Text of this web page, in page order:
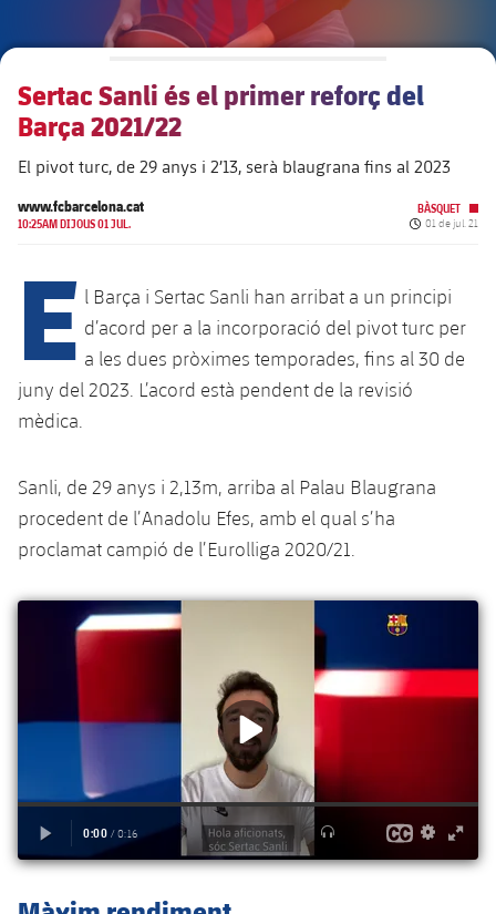
Estructura executiva
chevron-right
label.aria.chevronright
Òrgans
Documents
chevron-right
label.aria.chevronright
Barça Academy
Més que un club
Masia 360
La Masia
plusicon
Dècada a dècada
Jugadors de llegenda
Centre de documentació
plusicon
més
Spotify Camp Nou
Estadi Johan Cruyff
La Masia
plusicon
més
Serveis
Serveis Mèdics
Accessibilitat
plusicon
més
Acreditacions
Sertac Sanli és el primer reforç del
Barça 2021/22
El pivot turc, de 29 anys i 2’13, serà blaugrana fins al 2023
www.fcbarcelona.cat
10:25AM DIJOUS 01 JUL.
BÀSQUET
Data de
01 de jul. 21
E l Barça i Sertac Sanli han arribat a un principi
d’acord per a la incorporació del pivot turc per
a les dues pròximes temporades, fins al 30 de
juny del 2023. L’acord està pendent de la revisió
mèdica.
Sanli, de 29 anys i 2,13m, arriba al Palau Blaugrana
procedent de l’Anadolu Efes, amb el qual s’ha
proclamat campió de l’Eurolliga 2020/21.